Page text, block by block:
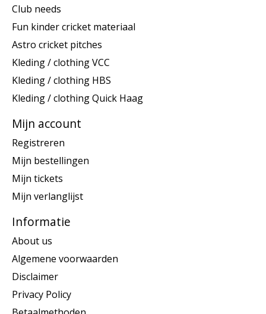
Club needs
Fun kinder cricket materiaal
Astro cricket pitches
Kleding / clothing VCC
Kleding / clothing HBS
Kleding / clothing Quick Haag
Mijn account
Registreren
Mijn bestellingen
Mijn tickets
Mijn verlanglijst
Informatie
About us
Algemene voorwaarden
Disclaimer
Privacy Policy